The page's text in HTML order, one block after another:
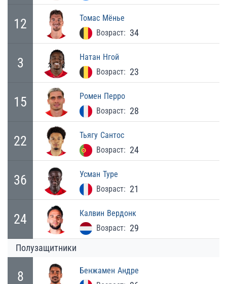
12 Томас Мёнье
Возраст: 34
3 Натан Нгой
Возраст: 23
15 Ромен Перро
Возраст: 28
22 Тьягу Сантос
Возраст: 24
36 Усман Туре
Возраст: 21
24 Калвин Вердонк
Возраст: 29
Полузащитники
8 Бенжамен Андре